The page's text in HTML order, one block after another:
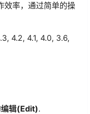
效率，通过简单的操
4.2, 4.1, 4.0, 3.6,
编辑(Edit).